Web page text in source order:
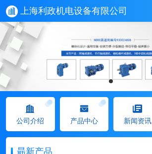
上海利政机电设备有限公司
公司介绍 产品中心 新闻资讯
朂新产品